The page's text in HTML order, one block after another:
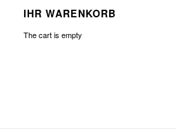
IHR WARENKORB
The cart is empty